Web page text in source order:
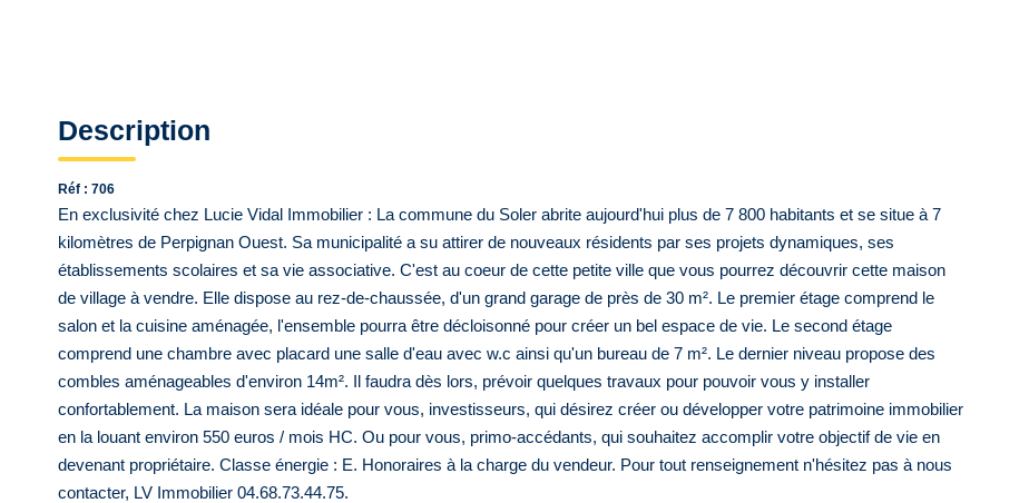
Description
Réf : 706
En exclusivité chez Lucie Vidal Immobilier : La commune du Soler abrite aujourd'hui plus de 7 800 habitants et se situe à 7
kilomètres de Perpignan Ouest. Sa municipalité a su attirer de nouveaux résidents par ses projets dynamiques, ses
établissements scolaires et sa vie associative. C'est au coeur de cette petite ville que vous pourrez découvrir cette maison
de village à vendre. Elle dispose au rez-de-chaussée, d'un grand garage de près de 30 m². Le premier étage comprend le
salon et la cuisine aménagée, l'ensemble pourra être décloisonné pour créer un bel espace de vie. Le second étage
comprend une chambre avec placard une salle d'eau avec w.c ainsi qu'un bureau de 7 m². Le dernier niveau propose des
combles aménageables d'environ 14m². Il faudra dès lors, prévoir quelques travaux pour pouvoir vous y installer
confortablement. La maison sera idéale pour vous, investisseurs, qui désirez créer ou développer votre patrimoine immobilier
en la louant environ 550 euros / mois HC. Ou pour vous, primo-accédants, qui souhaitez accomplir votre objectif de vie en
devenant propriétaire. Classe énergie : E. Honoraires à la charge du vendeur. Pour tout renseignement n'hésitez pas à nous
contacter, LV Immobilier 04.68.73.44.75.